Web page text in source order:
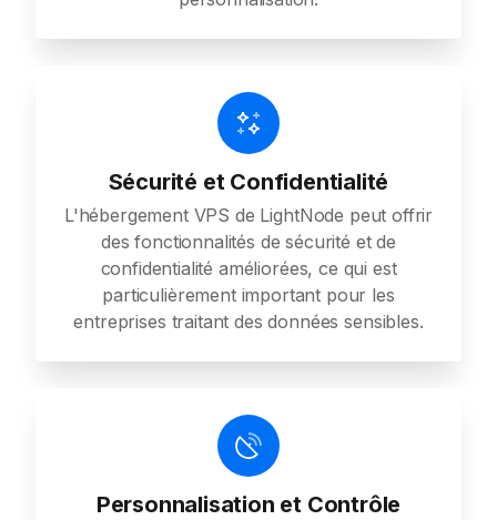
Sécurité et Confidentialité
L'hébergement VPS de LightNode peut offrir
des fonctionnalités de sécurité et de
confidentialité améliorées, ce qui est
particulièrement important pour les
entreprises traitant des données sensibles.
Personnalisation et Contrôle